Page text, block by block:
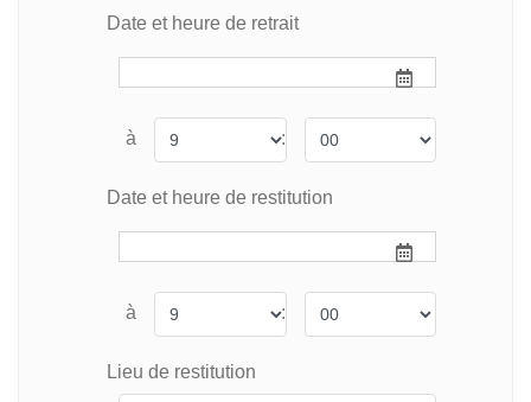
Date et heure de retrait
à :
Date et heure de restitution
à :
Lieu de restitution